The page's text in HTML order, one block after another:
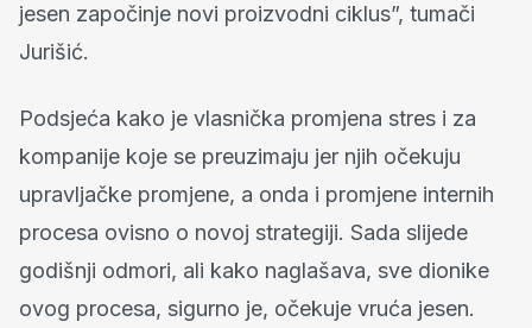
jesen započinje novi proizvodni ciklus”, tumači
Jurišić.
Podsjeća kako je vlasnička promjena stres i za
kompanije koje se preuzimaju jer njih očekuju
upravljačke promjene, a onda i promjene internih
procesa ovisno o novoj strategiji. Sada slijede
godišnji odmori, ali kako naglašava, sve dionike
ovog procesa, sigurno je, očekuje vruća jesen.